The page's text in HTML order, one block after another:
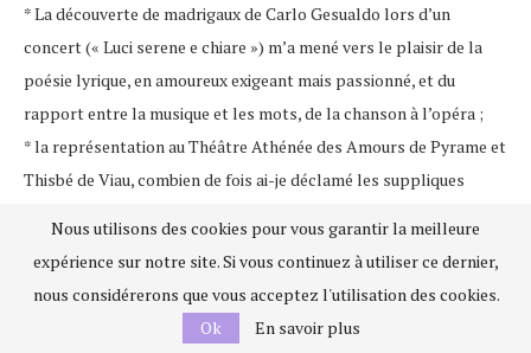
* La découverte de madrigaux de Carlo Gesualdo lors d’un
concert (« Luci serene e chiare ») m’a mené vers le plaisir de la
poésie lyrique, en amoureux exigeant mais passionné, et du
rapport entre la musique et les mots, de la chanson à l’opéra ;
* la représentation au Théâtre Athénée des Amours de Pyrame et
Thisbé de Viau, combien de fois ai-je déclamé les suppliques
* La lecture de ce Monument que sont Les Tragiques, que je loue
autant que Sainte-Beuve : « âpre, austère, inexorable, hérissé
d’hyperboles, étincelant de beautés, rachetant une rudesse
Nous utilisons des cookies pour vous garantir la meilleure
expérience sur notre site. Si vous continuez à utiliser ce dernier,
nous considérerons que vous acceptez l'utilisation des cookies.
Ok
En savoir plus